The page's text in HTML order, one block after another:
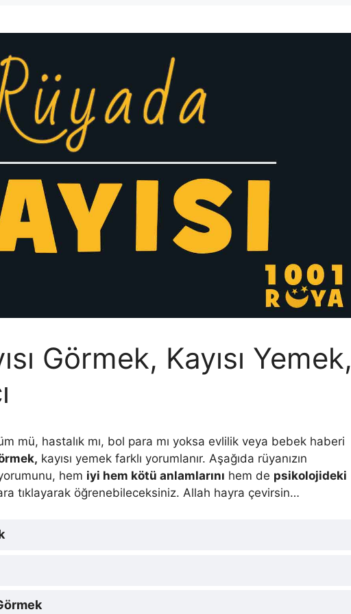
Görmek, Kayısı Yemek,
mü, hastalık mı, bol para mı yoksa evlilik veya bebek haberi
kayısı yemek farklı yorumlanır. Aşağıda rüyanızın
hem iyi hem kötü anlamlarını hem de psikolojideki
tıklayarak öğrenebileceksiniz. Allah hayra çevirsin…